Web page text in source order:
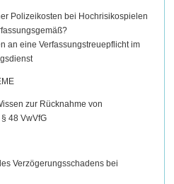
Polizeikosten bei Hochrisikospielen
an eine Verfassungstreuepflicht im
zur Rücknahme von
§ 48 VwVfG
Verzögerungsschadens bei